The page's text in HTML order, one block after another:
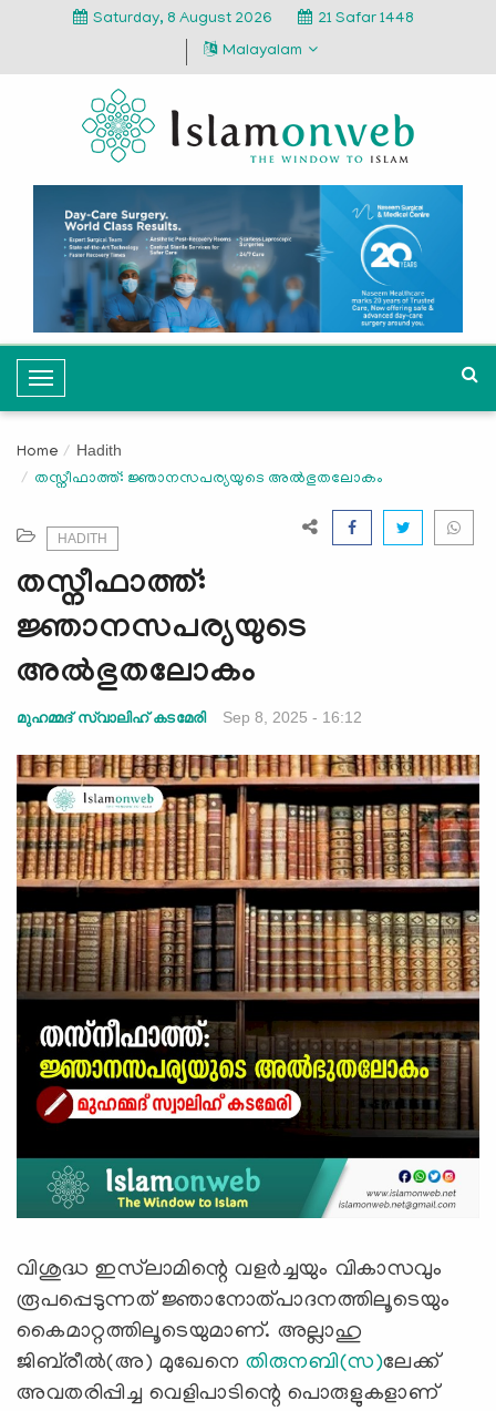
Saturday, 8 August 2026
21 Safar 1448
Malayalam
T
o
g
l
v
i
a
i
o
n
Home Hadith
തസ്നീഫാത്ത്: ജ്ഞാനസപര്യയുടെ അൽഭുതലോകം
HADITH
തസ്നീഫാത്ത്:
ജ്ഞാനസപര്യയുടെ
അൽഭുതലോകം
മുഹമ്മദ് സ്വാലിഹ് കടമേരി Sep 8, 2025 - 16:12
വിശുദ്ധ ഇസ്‌ലാമിന്റെ വളർച്ചയും വികാസവും
രൂപപ്പെടുന്നത് ജ്ഞാനോത്പാദനത്തിലൂടെയും
കൈമാറ്റത്തിലൂടെയുമാണ്. അല്ലാഹു
ജിബ്‌രീൽ(അ) മുഖേനെതിരുനബി(സ)ലേക്ക്
അവതരിപ്പിച്ച വെളിപാടിന്റെ പൊരുളുകളാണ്